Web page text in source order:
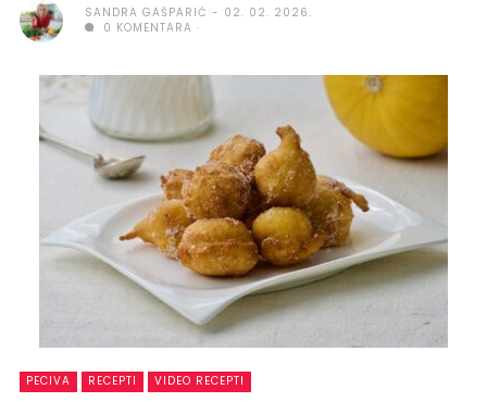
SANDRA GAŠPARIĆ
02. 02. 2026.
0 KOMENTARA
PECIVA RECEPTI VIDEO RECEPTI